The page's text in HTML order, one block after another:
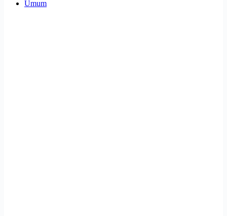
Umum